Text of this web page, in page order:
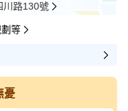
川路130號
等
憂